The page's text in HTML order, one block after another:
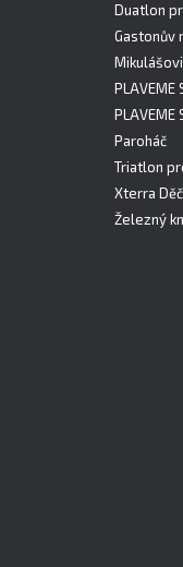
Duatlon
Gastonův
PLAVEME
PLAVEME
Paroháč
Triatlon
Xterra
Železný